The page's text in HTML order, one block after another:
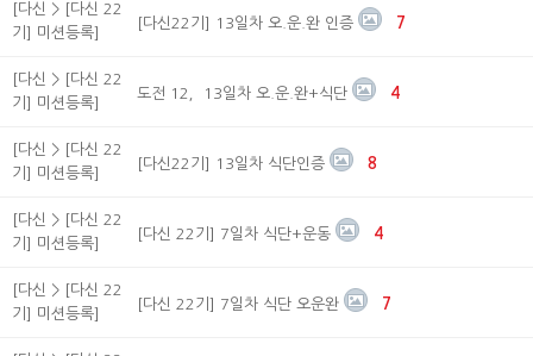
[다신 > [다신 22
기] 미션등록]
[다신22기] 13일차 오.운.완 인증 7
[다신 > [다신 22
기] 미션등록]
도전 12，13일차 오.운.완+식단 4
[다신 > [다신 22
기] 미션등록]
[다신22기] 13일차 식단인증 8
[다신 > [다신 22
기] 미션등록]
[다신 22기] 7일차 식단+운동 4
[다신 > [다신 22
기] 미션등록]
[다신 22기] 7일차 식단 오운완 7